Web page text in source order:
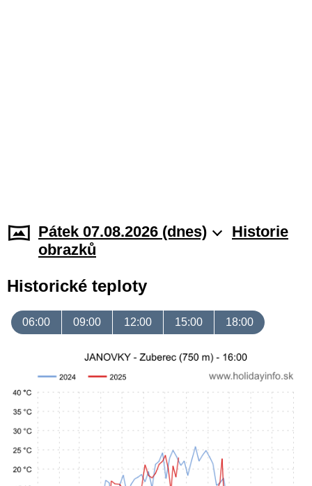
Pátek 07.08.2026 (dnes)
Historie
obrazků
Historické teploty
06:00 09:00 12:00 15:00 18:00